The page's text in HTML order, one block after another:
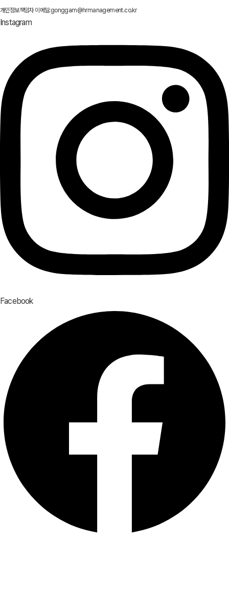
개인정보책임자 이메일:gonggam@hrmanagement.co.kr
Instagram
Facebook